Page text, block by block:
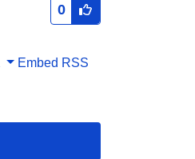
0
Embed RSS